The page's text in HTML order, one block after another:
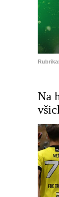
Rubrika:
Na